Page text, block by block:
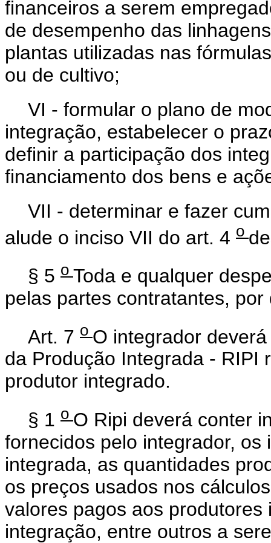
financeiros a serem
de desempenho das
plantas utilizadas nas
ou de cultivo;
VI - formular o plano de
integração, estabelecer o
definir a participação dos
financiamento dos bens e
VII - determinar e fazer
alude o inciso VII do art. 4 o
§ 5 o Toda e qualquer
pelas partes contratantes,
Art. 7 o O integrador
da Produção Integrada - RIPI
produtor integrado.
§ 1 o O Ripi deverá conter
fornecidos pelo integrador,
integrada, as quantidades
os preços usados nos
valores pagos aos
integração, entre outros a